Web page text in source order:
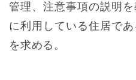
管理、注意事項の説明
に利用している住居で
を求める。